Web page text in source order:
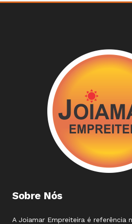
Sobre Nós
A Joiamar Empreiteira é referência